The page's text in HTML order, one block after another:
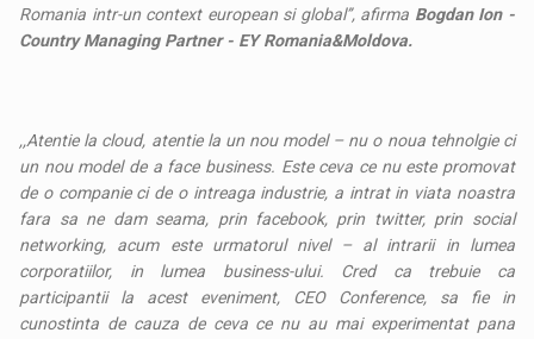
Romania intr-un context european si global’’, afirma Bogdan Ion -
Country Managing Partner - EY Romania&Moldova.
,,Atentie la cloud, atentie la un nou model – nu o noua tehnolgie ci
un nou model de a face business. Este ceva ce nu este promovat
de o companie ci de o intreaga industrie, a intrat in viata noastra
fara sa ne dam seama, prin facebook, prin twitter, prin social
networking, acum este urmatorul nivel – al intrarii in lumea
corporatiilor, in lumea business-ului. Cred ca trebuie ca
participantii la acest eveniment, CEO Conference, sa fie in
cunostinta de cauza de ceva ce nu au mai experimentat pana